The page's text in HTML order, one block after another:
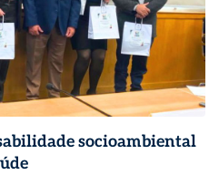
socioambiental